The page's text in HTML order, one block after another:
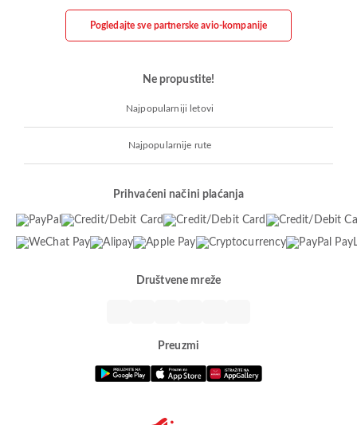
Pogledajte sve partnerske avio-kompanije
Ne propustite!
Najpopularniji letovi
Najpopularnije rute
Prihvaćeni načini plaćanja
Društvene mreže
Preuzmi